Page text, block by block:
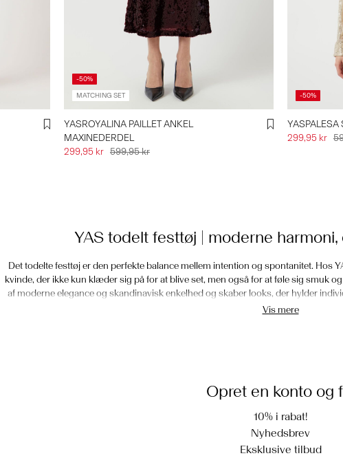
-50%
MATCHING SET
YASROYALINA PAILLET ANKEL
MAXINEDERDEL
299,95 kr 599,95 kr
-50%
YASPALESA
299,95 kr
YAS todelt festtøj | moderne
Det todelte festtøj er den perfekte balance mellem intention og spontanitet. Hos
kvinde, der ikke kun klæder sig på for at blive set, men også for at føle sig smuk
af moderne elegance og skandinavisk enkelhed og skaber looks, der hylder
raffinement.
Koordineret udstråling til
Til festlige lejligheder eller cocktailparties skal du vælge et todelt sæt i en livlig
med elegante hæle og delikate smykker, der komplementerer stoffets tone.
Vis mere
Opret en konto og
10% i rabat!
Nyhedsbrev
Eksklusive tilbud